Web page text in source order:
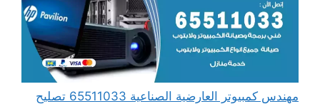
مهندس كمبيوتر العارضية الصناعية 65511033 تصليح